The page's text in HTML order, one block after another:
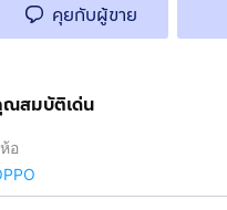
คุยกับผู้ขาย
สมบัติเด่น
อ